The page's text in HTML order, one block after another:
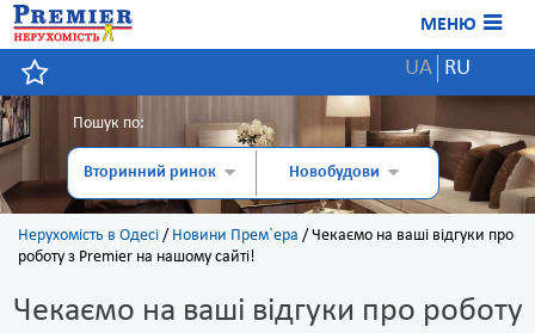
МЕНЮ
UA RU
Пошук по:
Вторинний ринок Новобудови
Нерухомість в Одесі / Новини Прем`ера / Чекаємо на ваші відгуки про
роботу з Premier на нашому сайті!
Чекаємо на ваші відгуки про роботу